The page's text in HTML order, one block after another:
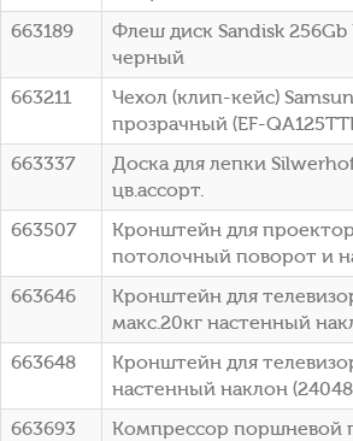
663189
Флеш диск Sandisk 256Gb
черный
663211
Чехол (клип-кейс)
прозрачный (EF-
663337
Доска для лепки
цв.ассорт.
663507
Кронштейн для
потолочный поворот и
663646
Кронштейн для
макс.20кг настенный
663648
Кронштейн для
настенный наклон
663693
Компрессор поршневой